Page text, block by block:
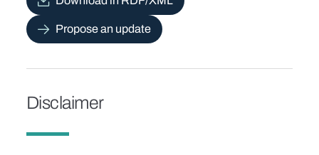
Propose an update
Disclaimer